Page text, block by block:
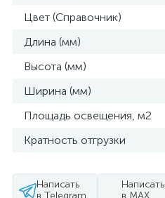
Цвет (Справочник)
Длина (мм)
Высота (мм)
Ширина (мм)
Площадь освещения, м2
Кратность отгрузки
Написать
в Telegram
Написать
в MAX